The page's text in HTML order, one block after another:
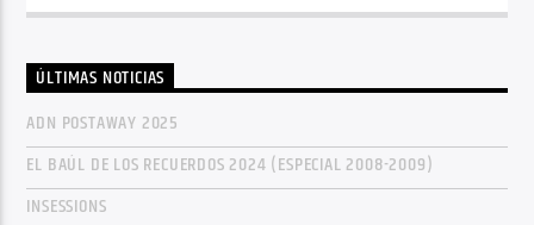
ÚLTIMAS NOTICIAS
ADN POSTAWAY 2025
EL BAÚL DE LOS RECUERDOS 2024 (ESPECIAL 2008-2009)
INSESSIONS